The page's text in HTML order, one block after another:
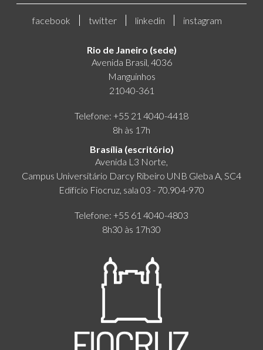
facebook twitter linkedin instagram
Rio de Janeiro (sede)
Avenida Brasil, 4036
Manguinhos
21040-361
Telefone: +55 21 4040-4418
8h às 17h
Brasília (escritório)
Avenida L3 Norte,
Campus Universitário Darcy Ribeiro UNB Gleba A, SC4
Edifício Fiocruz, sala 03 - 70.904-970
Telefone: +55 61 4040-4803
8h30 às 17h30